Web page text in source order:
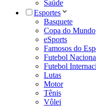
Saúde
Esportes
Basquete
Copa do Mundo
eSports
Famosos do
Futebol
Futebol
Lutas
Motor
Tênis
Vôlei